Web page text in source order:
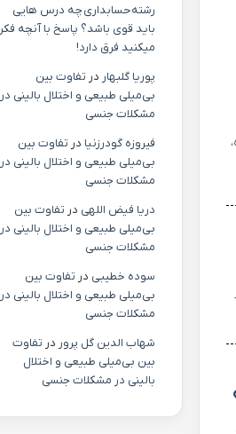
رشته حسابداری چه درس هایی
باید قوی باشد؟ پاسخ با آنچه فکر
میکنید فرق دارد!
پوریا گلبهار در تفاوت بین
بی‌میلی طبیعی و اختلال بالینی در
مشکلات جنسی
فیروزه گودرزنیا در تفاوت بین
بی‌میلی طبیعی و اختلال بالینی در
مشکلات جنسی
دریا فیض اللهی در تفاوت بین
بی‌میلی طبیعی و اختلال بالینی در
مشکلات جنسی
سوده خطیبی در تفاوت بین
بی‌میلی طبیعی و اختلال بالینی در
مشکلات جنسی
شهاب الدین گل پرور در تفاوت
بین بی‌میلی طبیعی و اختلال
بالینی در مشکلات جنسی